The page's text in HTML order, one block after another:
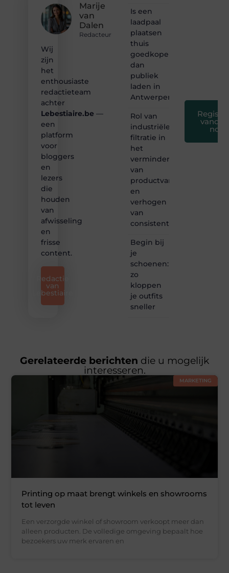
Marije
van
Dalen
Redacteur
Wij
zijn
het
enthousiaste
redactieteam
achter
Lebestiaire.be —
een
platform
voor
bloggers
en
lezers
die
houden
van
afwisseling
en
frisse
content.
Redactie
van
Lebestiaire
Is een
laadpaal
plaatsen
thuis
goedkoper
dan
publiek
laden in
Antwerpen?
Rol van
industriële
filtratie in
het
verminderen
van
productvariatie
en
verhogen
van
consistentie
Begin bij
je
schoenen:
zo
kloppen
je outfits
sneller
nog
Gerelateerde berichten die u mogelijk
interesseren.
MARKETING
Printing op maat brengt winkels en showrooms
tot leven
Een verzorgde winkel of showroom verkoopt meer dan
alleen producten. De volledige omgeving bepaalt hoe
bezoekers uw merk ervaren en